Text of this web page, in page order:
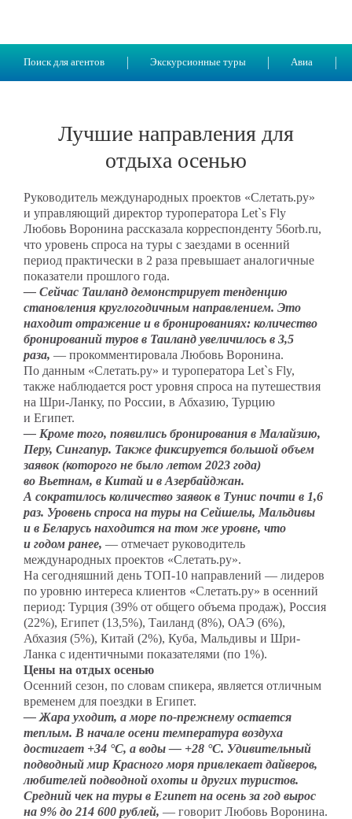
Поиск для агентов Экскурсионные туры Авиа
Лучшие направления для
отдыха осенью
Руководитель международных проектов «Слетать.ру»
и управляющий директор туроператора Let`s Fly
Любовь Воронина рассказала корреспонденту 56orb.ru,
что уровень спроса на туры с заездами в осенний
период практически в 2 раза превышает аналогичные
показатели прошлого года.
— Сейчас Таиланд демонстрирует тенденцию
становления круглогодичным направлением. Это
находит отражение и в бронированиях: количество
бронирований туров в Таиланд увеличилось в 3,5
раза, — прокомментировала Любовь Воронина.
По данным «Слетать.ру» и туроператора Let`s Fly,
также наблюдается рост уровня спроса на путешествия
на Шри-Ланку, по России, в Абхазию, Турцию
и Египет.
— Кроме того, появились бронирования в Малайзию,
Перу, Сингапур. Также фиксируется большой объем
заявок (которого не было летом 2023 года)
во Вьетнам, в Китай и в Азербайджан.
А сократилось количество заявок в Тунис почти в 1,6
раз. Уровень спроса на туры на Сейшелы, Мальдивы
и в Беларусь находится на том же уровне, что
и годом ранее, — отмечает руководитель
международных проектов «Слетать.ру».
На сегодняшний день ТОП-10 направлений — лидеров
по уровню интереса клиентов «Слетать.ру» в осенний
период: Турция (39% от общего объема продаж), Россия
(22%), Египет (13,5%), Таиланд (8%), ОАЭ (6%),
Абхазия (5%), Китай (2%), Куба, Мальдивы и Шри-
Ланка с идентичными показателями (по 1%).
Цены на отдых осенью
Осенний сезон, по словам спикера, является отличным
временем для поездки в Египет.
— Жара уходит, а море по-прежнему остается
теплым. В начале осени температура воздуха
достигает +34 °C, а воды — +28 °C. Удивительный
подводный мир Красного моря привлекает дайверов,
любителей подводной охоты и других туристов.
Средний чек на туры в Египет на осень за год вырос
на 9% до 214 600 рублей, — говорит Любовь Воронина.